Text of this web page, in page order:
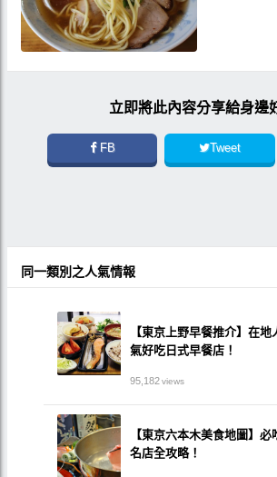
立即將此內容分享給身邊
FB Tweet
同一類別之人氣情報
【東京上野早餐推介】在
氣好吃日式早餐店！
95,182views
【東京六本木美食地圖】
名店全攻略！